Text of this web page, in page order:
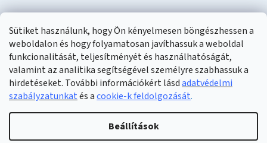
Sütiket használunk, hogy Ön kényelmesen böngészhessen a
weboldalon és hogy folyamatosan javíthassuk a weboldal
funkcionalitását, teljesítményét és használhatóságát,
valamint az analitika segítségével személyre szabhassuk a
hirdetéseket. További információkért lásdadatvédelmi
szabályzatunkatés acookie-k feldolgozását.
Beállítások
Shoptet készítette